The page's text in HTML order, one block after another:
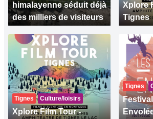
himalayenne séduit déjà
des milliers de visiteurs
Xplore
Tignes
Tignes Culture/loisirs
Xplore Film Tour -
Tignes